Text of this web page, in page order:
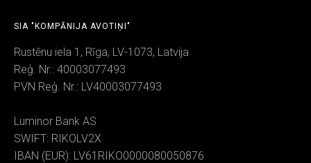
SIA "KOMPĀNIJA AVOTIŅI"
Rustēnu iela 1, Rīga, LV-1073, Latvija
Reģ. Nr.: 40003077493
PVN Reģ. Nr.: LV40003077493
Luminor Bank AS
SWIFT: RIKOLV2X
IBAN (EUR): LV61RIKO0000080050876